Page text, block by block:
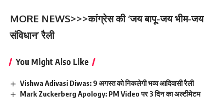
MORE NEWS>>>कांग्रेस की ‘जय बापू-जय भीम-जय
संविधान’ रैली
You Might Also Like
Vishwa Adivasi Diwas: 9 अगस्त को निकलेगी भव्य आदिवासी रैली
Mark Zuckerberg Apology: PM Video पर 3 दिन का अल्टीमेटम